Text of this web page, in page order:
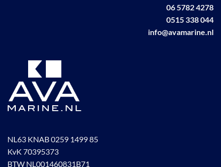
06 5782 4278
0515 338 044
info@avamarine.nl
NL63 KNAB 0259 1499 85
KvK 70395373
BTW NL001460831B71